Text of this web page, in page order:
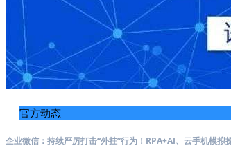
官方动态
企业微信：持续严厉打击“外挂”行为！RPA+AI、云手机模拟